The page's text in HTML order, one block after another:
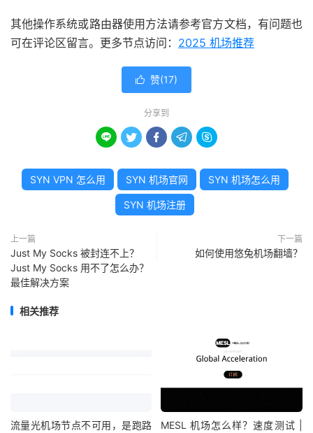
其他操作系统或路由器使用方法请参考官方文档，有问题也
可在评论区留言。更多节点访问： 2025 机场推荐
 赞(17)
分享到
    
SYN VPN 怎么用 SYN 机场官网 SYN 机场怎么用
SYN 机场注册
上一篇
Just My Socks 被封连不上？
Just My Socks 用不了怎么办？
最佳解决方案
下一篇
如何使用悠兔机场翻墙？
相关推荐
流量光机场节点不可用，是跑路
MESL 机场怎么样？速度测试 |